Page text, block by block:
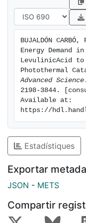
inside thereactor.
less than 2 h and
conversion,
time andenergy
conventional
granted high
alternative for the
valerolactone.
BUJALDÓN
Energy Demand
LevulinicAcid
Advanced Science
2198-3844.
Available at:
https://
Estadístiques
Exportar
JSON - METS
Compartir